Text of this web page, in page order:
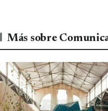
Más sobre